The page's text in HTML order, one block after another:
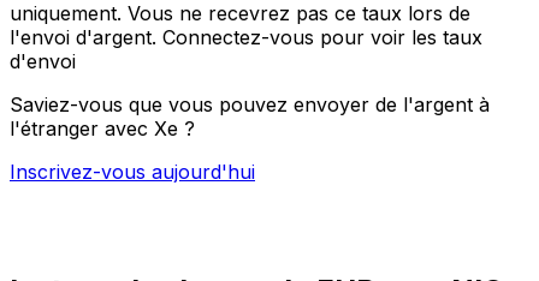
uniquement. Vous ne recevrez pas ce taux lors de
l'envoi d'argent. Connectez-vous pour voir les taux
d'envoi
Saviez-vous que vous pouvez envoyer de l'argent à
l'étranger avec Xe ?
Inscrivez-vous aujourd'hui